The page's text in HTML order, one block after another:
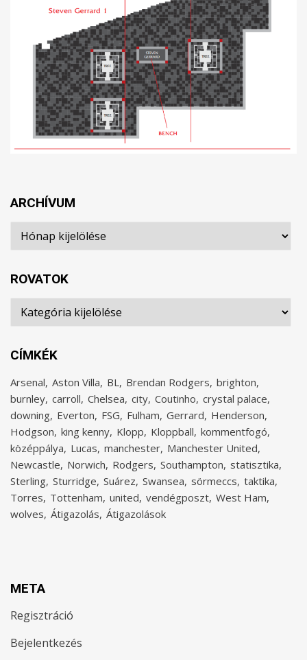
ARCHÍVUM
Archívum
ROVATOK
Rovatok
CÍMKÉK
Arsenal Aston Villa BL Brendan Rodgers brighton
burnley carroll Chelsea city Coutinho crystal palace
downing Everton FSG Fulham Gerrard Henderson
Hodgson king kenny Klopp Kloppball kommentfogó
középpálya Lucas manchester Manchester United
Newcastle Norwich Rodgers Southampton statisztika
Sterling Sturridge Suárez Swansea sörmeccs taktika
Torres Tottenham united vendégposzt West Ham
wolves Átigazolás Átigazolások
META
Regisztráció
Bejelentkezés